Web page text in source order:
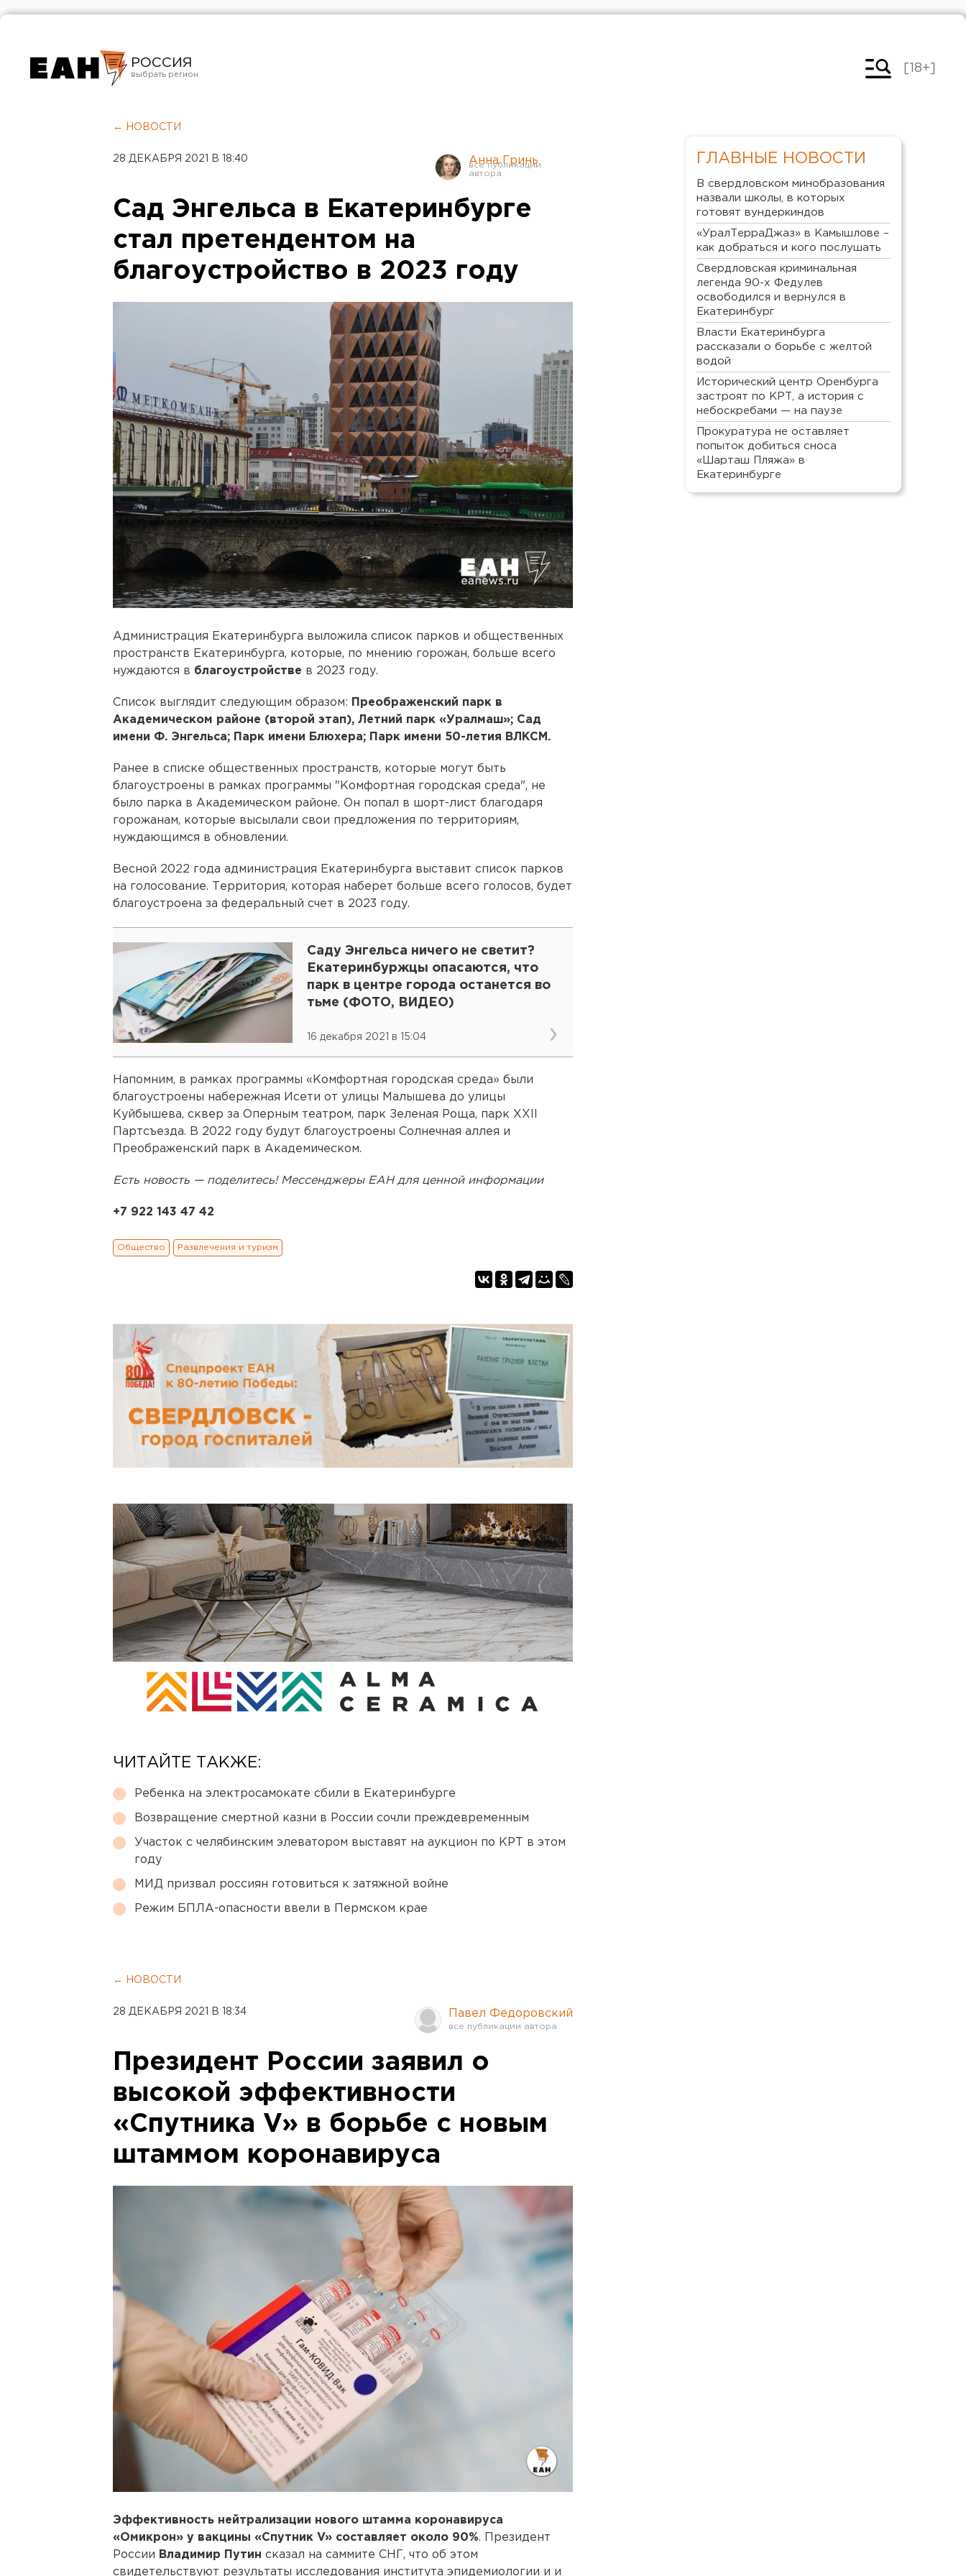
РОССИЯ
Челябинск
[18+]
← НОВОСТИ
28 ДЕКАБРЯ 2021 В 18:40 Анна Гринь
Сад Энгельса в Екатеринбурге
стал претендентом на
благоустройство в 2023 году
Администрация Екатеринбурга выложила список парков и общественных
пространств Екатеринбурга, которые, по мнению горожан, больше всего
нуждаются в благоустройстве в 2023 году.
Список выглядит следующим образом:
Преображенский парк в
Академическом районе (второй этап), Летний парк «Уралмаш»; Сад
имени Ф. Энгельса; Парк имени Блюхера; Парк имени 50-летия ВЛКСМ.
Ранее в списке общественных пространств, которые могут быть
благоустроены в рамках программы "Комфортная городская среда", не
было парка в Академическом районе. Он попал в шорт-лист благодаря
горожанам, которые высылали свои предложения по территориям,
нуждающимся в обновлении.
Весной 2022 года администрация Екатеринбурга выставит список парков
на голосование. Территория, которая наберет больше всего голосов, будет
благоустроена за федеральный счет в 2023 году.
Саду Энгельса ничего не светит?
Екатеринбуржцы опасаются, что
парк в центре города останется во
тьме (ФОТО, ВИДЕО)
16 декабря 2021 в 15:04
Напомним, в рамках программы «Комфортная городская среда» были
благоустроены набережная Исети от улицы Малышева до улицы
Куйбышева, сквер за Оперным театром, парк Зеленая Роща, парк XXII
Партсъезда. В 2022 году будут благоустроены Солнечная аллея и
Преображенский парк в Академическом.
Есть новость — поделитесь! Мессенджеры ЕАН для ценной информации
+7 922 143 47 42
Общество Развлечения и туризм
ЧИТАЙТЕ ТАКЖЕ:
Ребенка на электросамокате сбили в Екатеринбурге
Возвращение смертной казни в России сочли преждевременным
Участок с челябинским элеватором выставят на аукцион по КРТ в этом
году
МИД призвал россиян готовиться к затяжной войне
Режим БПЛА-опасности ввели в Пермском крае
← НОВОСТИ
28 ДЕКАБРЯ 2021 В 18:34 Павел Федоровский
Президент России заявил о
высокой эффективности
«Спутника V» в борьбе с новым
штаммом коронавируса
Эффективность нейтрализации нового штамма коронавируса
«Омикрон» у вакцины «Спутник V» составляет около 90%. Президент
России Владимир Путин сказал на саммите СНГ, что об этом
свидетельствуют результаты исследования института эпидемиологии и и
ГЛАВНЫЕ НОВОСТИ
В свердловском минобразования
назвали школы, в которых
готовят вундеркиндов
«УралТерраДжаз» в Камышлове –
как добраться и кого послушать
Свердловская криминальная
легенда 90-х Федулев
освободился и вернулся в
Екатеринбург
Власти Екатеринбурга
рассказали о борьбе с желтой
водой
Исторический центр Оренбурга
застроят по КРТ, а история с
небоскребами — на паузе
Прокуратура не оставляет
попыток добиться сноса
«Шарташ Пляжа» в
Екатеринбурге